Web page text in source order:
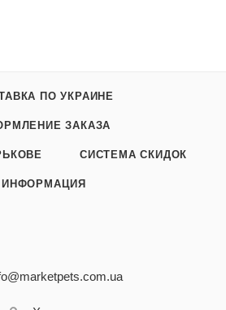
ПО УКРАИНЕ
ЗАКАЗА
СИСТЕМА СКИДОК
ИНФОРМАЦИЯ